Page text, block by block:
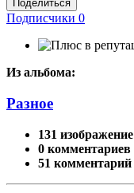
Поделиться
Подписчики 0
Из альбома:
Разное
131 изображение
0 комментариев
51 комментарий